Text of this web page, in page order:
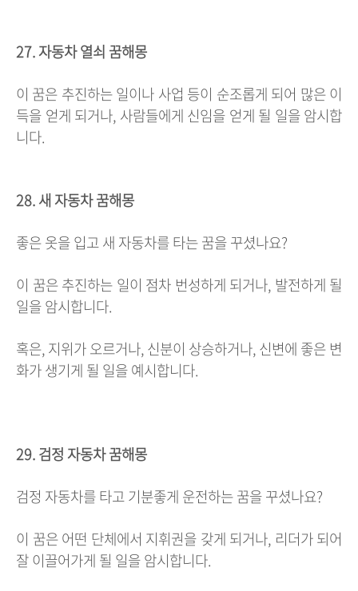
27. 자동차 열쇠 꿈해몽
이 꿈은 추진하는 일이나 사업 등이 순조롭게 되어 많은 이
득을 얻게 되거나, 사람들에게 신임을 얻게 될 일을 암시합
니다.
28. 새 자동차 꿈해몽
좋은 옷을 입고 새 자동차를 타는 꿈을 꾸셨나요?
이 꿈은 추진하는 일이 점차 번성하게 되거나, 발전하게 될
일을 암시합니다.
혹은, 지위가 오르거나, 신분이 상승하거나, 신변에 좋은 변
화가 생기게 될 일을 예시합니다.
29. 검정 자동차 꿈해몽
검정 자동차를 타고 기분좋게 운전하는 꿈을 꾸셨나요?
이 꿈은 어떤 단체에서 지휘권을 갖게 되거나, 리더가 되어
잘 이끌어가게 될 일을 암시합니다.